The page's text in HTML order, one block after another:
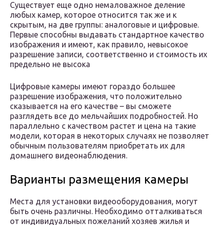
Существует еще одно немаловажное деление
любых камер, которое относится так же и к
скрытым, на две группы: аналоговые и цифровые.
Первые способны выдавать стандартное качество
изображения и имеют, как правило, невысокое
разрешение записи, соответственно и стоимость их
предельно не высока
Цифровые камеры имеют гораздо большее
разрешение изображения, что положительно
сказывается на его качестве – вы сможете
разглядеть все до мельчайших подробностей. Но
параллельно с качеством растет и цена на такие
модели, которая в некоторых случаях не позволяет
обычным пользователям приобретать их для
домашнего видеонаблюдения.
Варианты размещения камеры
Места для установки видеооборудования, могут
быть очень различны. Необходимо отталкиваться
от индивидуальных пожеланий хозяев жилья и